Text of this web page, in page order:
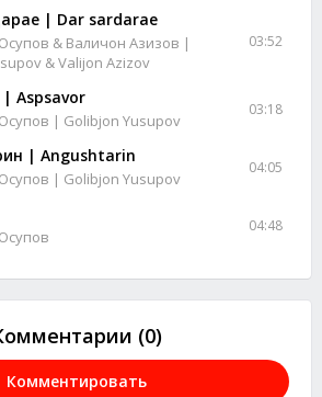
| Dar sardarae
& Валичон Азизов |
& Valijon Azizov
03:52
| Aspsavor
| Golibjon Yusupov
03:18
| Angushtarin
| Golibjon Yusupov
04:05
04:48
(0)
Комментировать